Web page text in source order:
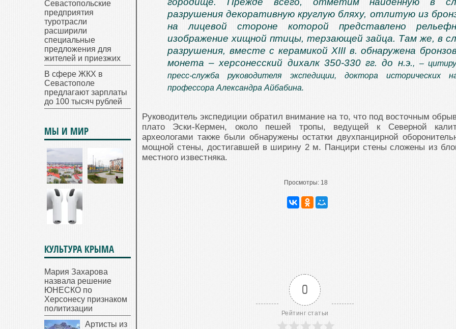
разрушения декоративную круглую бляху, отлитую из
на лицевой стороне которой представлено
изображение хищной птицы, терзающей зайца. Там же, в
разрушения, вместе с керамикой XIII в. обнаружена
монета – херсонесский дихалк 350-330 гг. до н.э., –
пресс-служба руководителя экспедиции, доктора исторических
профессора Александра Айбабина.
Руководитель экспедиции обратил внимание на то, что под восточным
плато Эски-Кермен, около пешей тропы, ведущей к Северной
археологами также были обнаружены остатки двухпанцирной
мощной стены, достигавшей в ширину 2 м. Панцири стены сложены из
местного известняка.
Просмотры: 18
0
Рейтинг статьи
Севастопольские
предприятия
туротрасли
расширили
специальные
предложения для
жителей и приезжих
В сфере ЖКХ в
Севастополе
предлагают зарплаты
до 100 тысяч рублей
МЫ И МИР
КУЛЬТУРА КРЫМА
Мария Захарова
назвала решение
ЮНЕСКО по
Херсонесу признаком
политизации
Артисты из